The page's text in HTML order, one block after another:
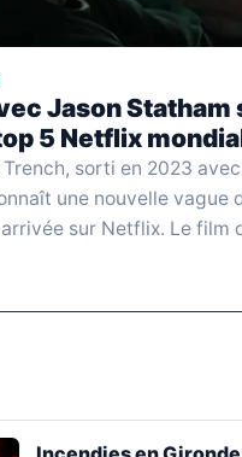
Jason Statham
5 Netflix
Trench, sorti en 2023
une nouvelle vague
sur Netflix. Le film